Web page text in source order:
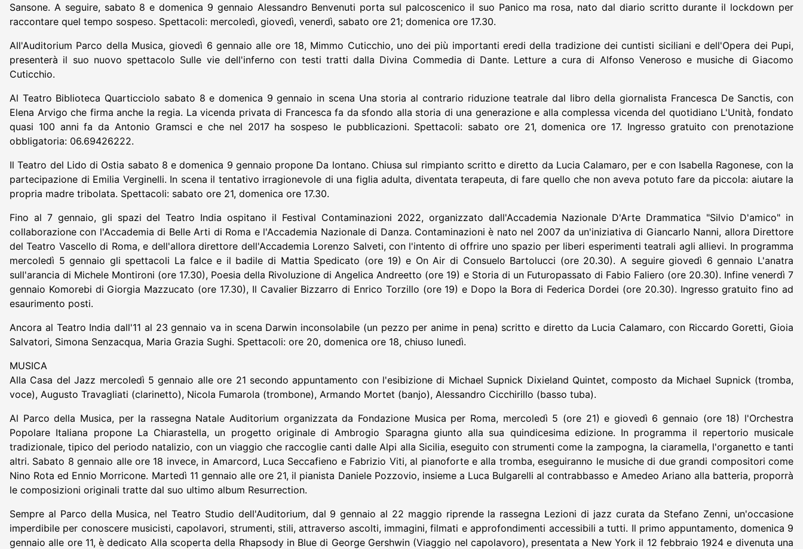
Sansone. A seguire, sabato 8 e domenica 9 gennaio Alessandro Benvenuti porta sul palcoscenico il suo Panico ma rosa, nato dal diario scritto durante il lockdown per
raccontare quel tempo sospeso. Spettacoli: mercoledì, giovedì, venerdì, sabato ore 21; domenica ore 17.30.
All'Auditorium Parco della Musica, giovedì 6 gennaio alle ore 18, Mimmo Cuticchio, uno dei più importanti eredi della tradizione dei cuntisti siciliani e dell'Opera dei Pupi,
presenterà il suo nuovo spettacolo Sulle vie dell'inferno con testi tratti dalla Divina Commedia di Dante. Letture a cura di Alfonso Veneroso e musiche di Giacomo
Cuticchio.
Al Teatro Biblioteca Quarticciolo sabato 8 e domenica 9 gennaio in scena Una storia al contrario riduzione teatrale dal libro della giornalista Francesca De Sanctis, con
Elena Arvigo che firma anche la regia. La vicenda privata di Francesca fa da sfondo alla storia di una generazione e alla complessa vicenda del quotidiano L'Unità, fondato
quasi 100 anni fa da Antonio Gramsci e che nel 2017 ha sospeso le pubblicazioni. Spettacoli: sabato ore 21, domenica ore 17. Ingresso gratuito con prenotazione
obbligatoria: 06.69426222.
Il Teatro del Lido di Ostia sabato 8 e domenica 9 gennaio propone Da lontano. Chiusa sul rimpianto scritto e diretto da Lucia Calamaro, per e con Isabella Ragonese, con la
partecipazione di Emilia Verginelli. In scena il tentativo irragionevole di una figlia adulta, diventata terapeuta, di fare quello che non aveva potuto fare da piccola: aiutare la
propria madre tribolata. Spettacoli: sabato ore 21, domenica ore 17.30.
Fino al 7 gennaio, gli spazi del Teatro India ospitano il Festival Contaminazioni 2022, organizzato dall'Accademia Nazionale D'Arte Drammatica "Silvio D'amico" in
collaborazione con l'Accademia di Belle Arti di Roma e l'Accademia Nazionale di Danza. Contaminazioni è nato nel 2007 da un'iniziativa di Giancarlo Nanni, allora Direttore
del Teatro Vascello di Roma, e dell'allora direttore dell'Accademia Lorenzo Salveti, con l'intento di offrire uno spazio per liberi esperimenti teatrali agli allievi. In programma
mercoledì 5 gennaio gli spettacoli La falce e il badile di Mattia Spedicato (ore 19) e On Air di Consuelo Bartolucci (ore 20.30). A seguire giovedì 6 gennaio L'anatra
sull'arancia di Michele Montironi (ore 17.30), Poesia della Rivoluzione di Angelica Andreetto (ore 19) e Storia di un Futuropassato di Fabio Faliero (ore 20.30). Infine venerdì 7
gennaio Komorebi di Giorgia Mazzucato (ore 17.30), Il Cavalier Bizzarro di Enrico Torzillo (ore 19) e Dopo la Bora di Federica Dordei (ore 20.30). Ingresso gratuito fino ad
esaurimento posti.
Ancora al Teatro India dall'11 al 23 gennaio va in scena Darwin inconsolabile (un pezzo per anime in pena) scritto e diretto da Lucia Calamaro, con Riccardo Goretti, Gioia
Salvatori, Simona Senzacqua, Maria Grazia Sughi. Spettacoli: ore 20, domenica ore 18, chiuso lunedì.
MUSICA
Alla Casa del Jazz mercoledì 5 gennaio alle ore 21 secondo appuntamento con l'esibizione di Michael Supnick Dixieland Quintet, composto da Michael Supnick (tromba,
voce), Augusto Travagliati (clarinetto), Nicola Fumarola (trombone), Armando Mortet (banjo), Alessandro Cicchirillo (basso tuba).
Al Parco della Musica, per la rassegna Natale Auditorium organizzata da Fondazione Musica per Roma, mercoledì 5 (ore 21) e giovedì 6 gennaio (ore 18) l'Orchestra
Popolare Italiana propone La Chiarastella, un progetto originale di Ambrogio Sparagna giunto alla sua quindicesima edizione. In programma il repertorio musicale
tradizionale, tipico del periodo natalizio, con un viaggio che raccoglie canti dalle Alpi alla Sicilia, eseguito con strumenti come la zampogna, la ciaramella, l'organetto e tanti
altri. Sabato 8 gennaio alle ore 18 invece, in Amarcord, Luca Seccafieno e Fabrizio Viti, al pianoforte e alla tromba, eseguiranno le musiche di due grandi compositori come
Nino Rota ed Ennio Morricone. Martedì 11 gennaio alle ore 21, il pianista Daniele Pozzovio, insieme a Luca Bulgarelli al contrabbasso e Amedeo Ariano alla batteria, proporrà
le composizioni originali tratte dal suo ultimo album Resurrection.
Sempre al Parco della Musica, nel Teatro Studio dell'Auditorium, dal 9 gennaio al 22 maggio riprende la rassegna Lezioni di jazz curata da Stefano Zenni, un'occasione
imperdibile per conoscere musicisti, capolavori, strumenti, stili, attraverso ascolti, immagini, filmati e approfondimenti accessibili a tutti. Il primo appuntamento, domenica 9
gennaio alle ore 11, è dedicato Alla scoperta della Rhapsody in Blue di George Gershwin (Viaggio nel capolavoro), presentata a New York il 12 febbraio 1924 e divenuta una